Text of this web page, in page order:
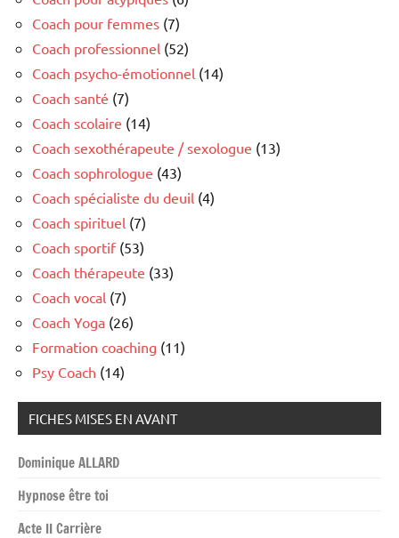
Coach pour femmes (7)
Coach professionnel (52)
Coach psycho-émotionnel (14)
Coach santé (7)
Coach scolaire (14)
Coach sexothérapeute / sexologue (13)
Coach sophrologue (43)
Coach spécialiste du deuil (4)
Coach spirituel (7)
Coach sportif(53)
Coach thérapeute (33)
Coach vocal (7)
Coach Yoga (26)
Formation coaching (11)
Psy Coach (14)
FICHES MISES EN AVANT
Dominique ALLARD
Hypnose être toi
Acte II Carrière